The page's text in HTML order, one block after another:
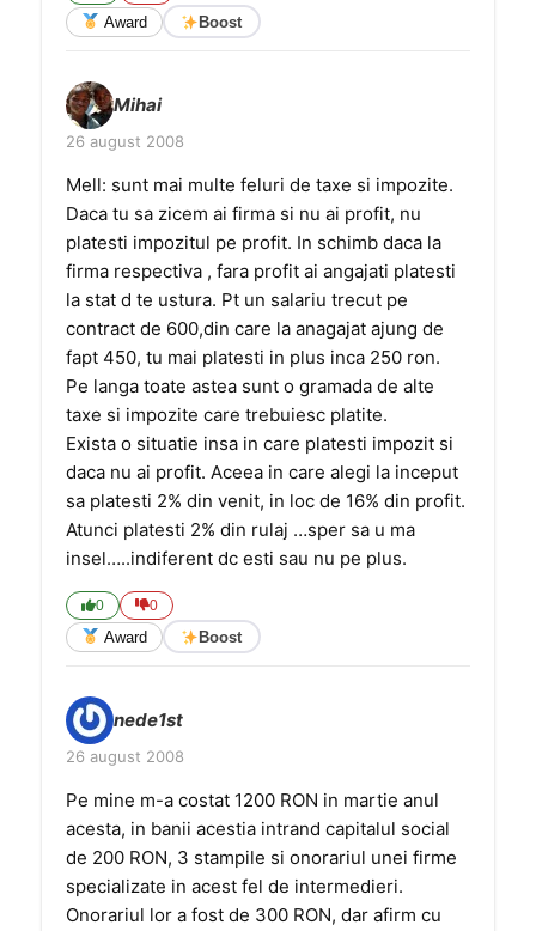
Award Boost
Mihai
26 august 2008
Mell: sunt mai multe feluri de taxe si impozite.
Daca tu sa zicem ai firma si nu ai profit, nu
platesti impozitul pe profit. In schimb daca la
firma respectiva , fara profit ai angajati platesti
la stat d te ustura. Pt un salariu trecut pe
contract de 600,din care la anagajat ajung de
fapt 450, tu mai platesti in plus inca 250 ron.
Pe langa toate astea sunt o gramada de alte
taxe si impozite care trebuiesc platite.
Exista o situatie insa in care platesti impozit si
daca nu ai profit. Aceea in care alegi la inceput
sa platesti 2% din venit, in loc de 16% din profit.
Atunci platesti 2% din rulaj …sper sa u ma
insel…..indiferent dc esti sau nu pe plus.
0 0
Award Boost
nede1st
26 august 2008
Pe mine m-a costat 1200 RON in martie anul
acesta, in banii acestia intrand capitalul social
de 200 RON, 3 stampile si onorariul unei firme
specializate in acest fel de intermedieri.
Onorariul lor a fost de 300 RON, dar afirm cu